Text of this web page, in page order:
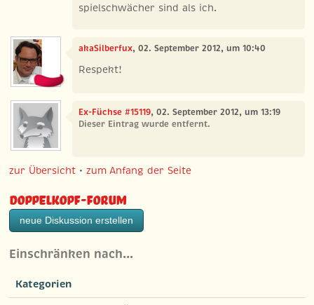
spielschwächer sind als ich.
akaSilberfux, 02. September 2012, um 10:40
Respekt!
Ex-Füchse #15119, 02. September 2012, um 13:19
Dieser Eintrag wurde entfernt.
zur Übersicht •zum Anfang der Seite
Doppelkopf-Forum
neue Diskussion erstellen
Einschränken nach…
Kategorien